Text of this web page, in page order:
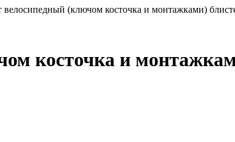
велосипедный (ключом косточка и монтажками)
косточка и